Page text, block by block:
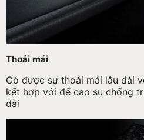
Thoải mái
Có được sự thoải mái lâu dài
kết hợp với đế cao su chống
dài